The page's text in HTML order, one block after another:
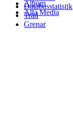
Album
Alla Media
Databasstatistik
Träd
Grenar